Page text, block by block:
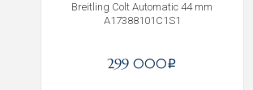
Breitling Colt Automatic 44 mm
A17388101C1S1
299 000i